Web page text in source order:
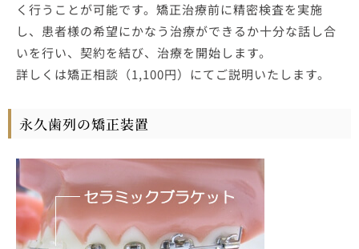
く行うことが可能です。矯正治療前に精密検査を実施
し、患者様の希望にかなう治療ができるか十分な話し合
いを行い、契約を結び、治療を開始します。
詳しくは矯正相談（1,100円）にてご説明いたします。
永久歯列の矯正装置